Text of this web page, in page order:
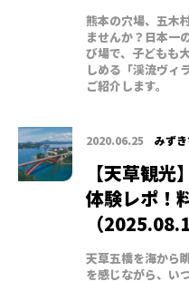
熊本の穴場、五木
ませんか？日本一
び場で、子どもも
しめる「渓流ヴィ
ご紹介します。
2020.06.25 みずき
【天草観
体験レポ！
（
天草五橋を海から
を感じながら、い